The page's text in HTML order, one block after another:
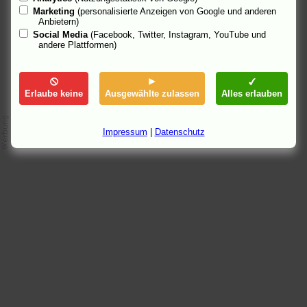
Marketing (personalisierte Anzeigen von Google und anderen
Anbietern)
Social Media (Facebook, Twitter, Instagram, YouTube und
andere Plattformen)
Erlaube keine Ausgewählte zulassen Alles erlauben
Impressum Datenschutz